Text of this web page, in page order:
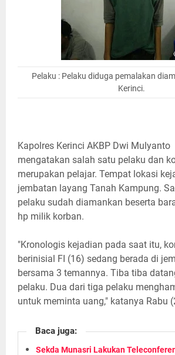
Pelaku : Pelaku diduga pemalakan
Kerinci.
Kapolres Kerinci AKBP Dwi Mulyanto
mengatakan salah satu pelaku dan
merupakan pelajar. Tempat lokasi
jembatan layang Tanah Kampung.
pelaku sudah diamankan beserta
hp milik korban.
"Kronologis kejadian pada saat itu,
berinisial FI (16) sedang berada di
bersama 3 temannya. Tiba tiba
pelaku. Dua dari tiga pelaku
untuk meminta uang," katanya Rabu
Baca juga:
Sekda Munasri Lakukan